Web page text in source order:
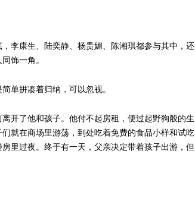
，李康生、陆奕静、杨贵媚、陈湘琪都参与其中，还
饰一角。
单拼凑着归纳，可以忽视。
开了他和孩子。他付不起房租，便过起野狗般的生
就在商场里游荡，到处吃着免费的食品小样和试吃
里过夜。终于有一天，父亲决定带着孩子出游，但